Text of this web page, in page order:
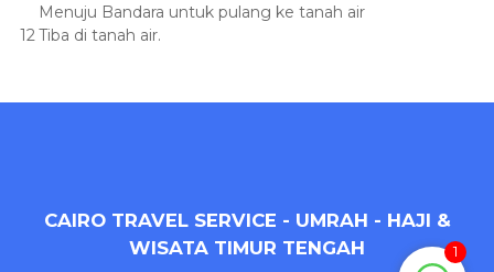
Menuju Bandara untuk pulang ke tanah air
12Tiba di tanah air.
CAIRO TRAVEL SERVICE - UMRAH - HAJI &
WISATA TIMUR TENGAH
1